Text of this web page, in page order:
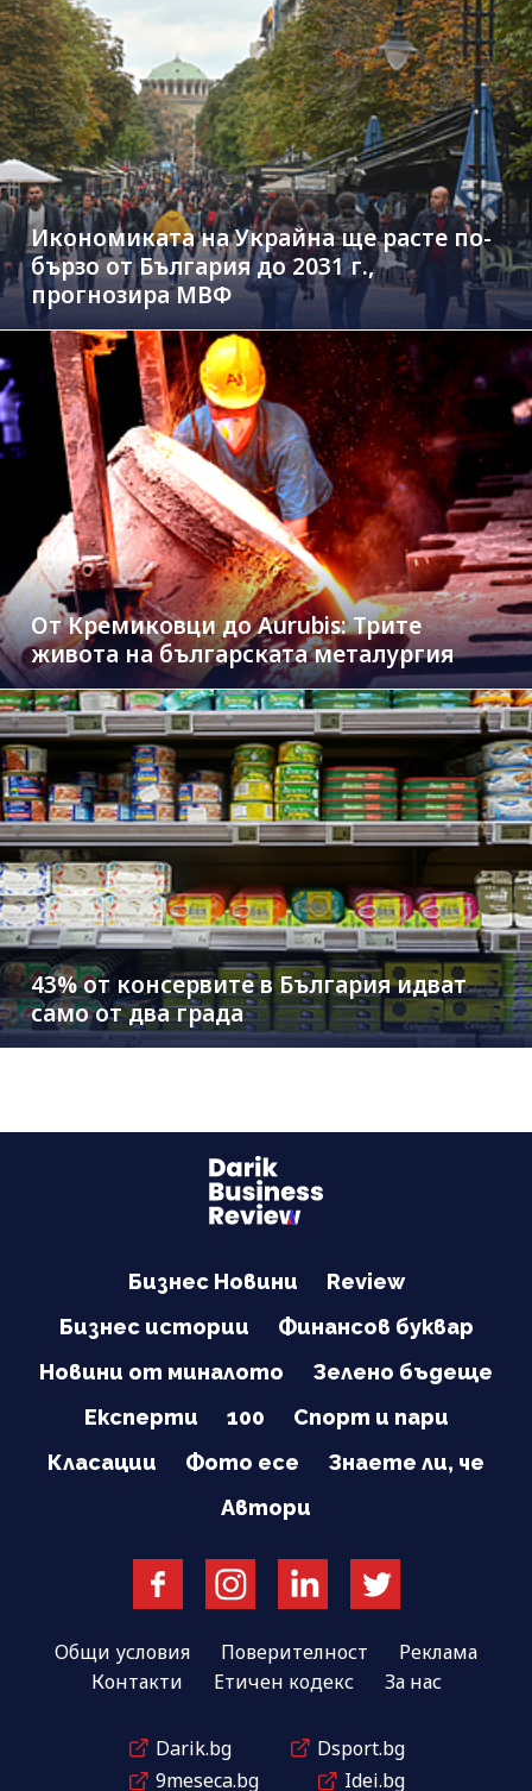
Икономиката на Украйна ще расте по-
бързо от България до 2031 г.,
прогнозира МВФ
От Кремиковци до Aurubis: Трите
живота на българската металургия
43% от консервите в България идват
само от два града
Бизнес Новини
Review
Бизнес истории
Финансов буквар
Новини от миналото
Зелено бъдеще
Експерти
100
Спорт и пари
Класации
Фото есе
Знаете ли, че
Автори
Общи условия Поверителност
Реклама
Контакти
Етичен кодекс За нас
Darik.bg
Dsport.bg
9meseca.bg
Idei.bg